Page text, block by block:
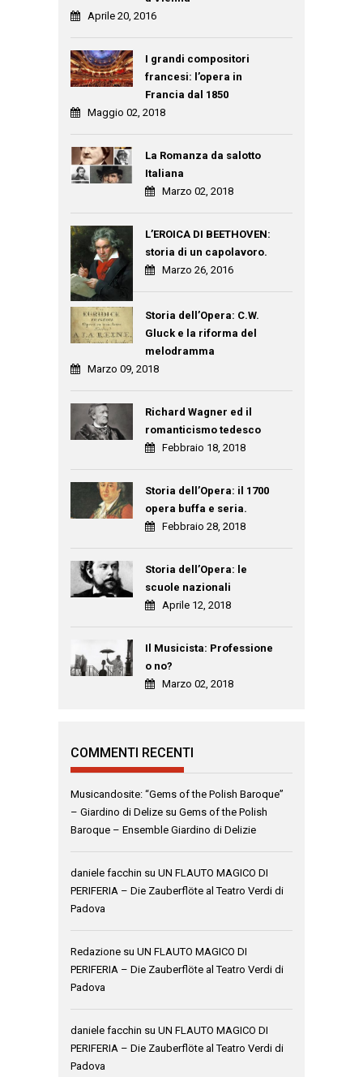
Aprile 20, 2016
I grandi compositori
francesi: l’opera in
Francia dal 1850
Maggio 02, 2018
La Romanza da salotto
Italiana
Marzo 02, 2018
L’EROICA DI BEETHOVEN:
storia di un capolavoro.
Marzo 26, 2016
Storia dell’Opera: C.W.
Gluck e la riforma del
melodramma
Marzo 09, 2018
Richard Wagner ed il
romanticismo tedesco
Febbraio 18, 2018
Storia dell’Opera: il 1700
opera buffa e seria.
Febbraio 28, 2018
Storia dell’Opera: le
scuole nazionali
Aprile 12, 2018
Il Musicista: Professione
o no?
Marzo 02, 2018
COMMENTI RECENTI
Musicandosite: “Gems of the Polish Baroque”
– Giardino di Delize su Gems of the Polish
Baroque – Ensemble Giardino di Delizie
daniele facchin su UN FLAUTO MAGICO DI
PERIFERIA – Die Zauberflöte al Teatro Verdi di
Padova
Redazione su UN FLAUTO MAGICO DI
PERIFERIA – Die Zauberflöte al Teatro Verdi di
Padova
daniele facchin su UN FLAUTO MAGICO DI
PERIFERIA – Die Zauberflöte al Teatro Verdi di
Padova